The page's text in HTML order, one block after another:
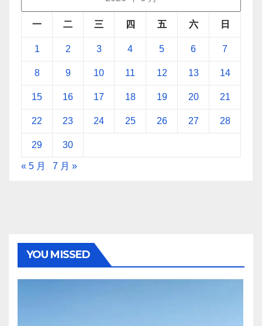
一 二 三 四 五 六 日
1 2 3 4 5 6 7
8 9 10 11 12 13 14
15 16 17 18 19 20 21
22 23 24 25 26 27 28
29 30
« 5 月 7 月 »
YOU MISSED